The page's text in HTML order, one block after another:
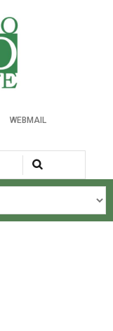
WEBMAIL